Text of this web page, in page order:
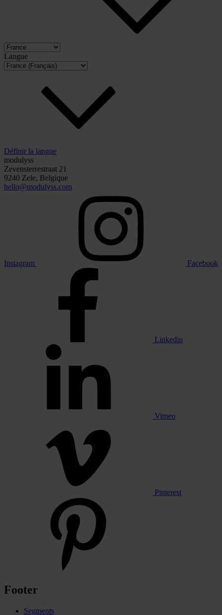
Langue
Définir la langue
modulyss
Zevensterrestraat 21
9240 Zele, Belgique
hello@modulyss.com
Instagram Facebook
Linkedin
Vimeo
Pinterest
Footer
Segments